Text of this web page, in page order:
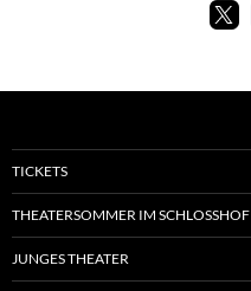
TICKETS
THEATERSOMMER IM SCHLOSSHOF
JUNGES THEATER